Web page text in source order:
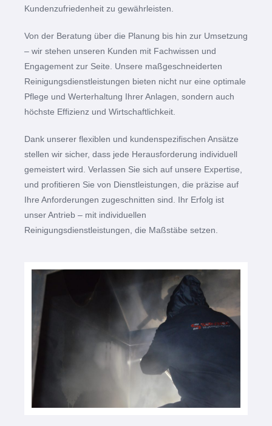
Kundenzufriedenheit zu gewährleisten.
Von der Beratung über die Planung bis hin zur Umsetzung
– wir stehen unseren Kunden mit Fachwissen und
Engagement zur Seite. Unsere maßgeschneiderten
Reinigungsdienstleistungen bieten nicht nur eine optimale
Pflege und Werterhaltung Ihrer Anlagen, sondern auch
höchste Effizienz und Wirtschaftlichkeit.
Dank unserer flexiblen und kundenspezifischen Ansätze
stellen wir sicher, dass jede Herausforderung individuell
gemeistert wird. Verlassen Sie sich auf unsere Expertise,
und profitieren Sie von Dienstleistungen, die präzise auf
Ihre Anforderungen zugeschnitten sind. Ihr Erfolg ist
unser Antrieb – mit individuellen
Reinigungsdienstleistungen, die Maßstäbe setzen.